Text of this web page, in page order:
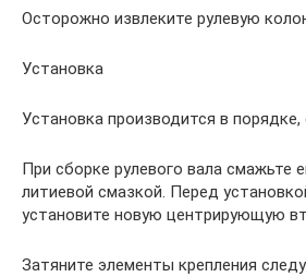
Осторожно извлеките рулевую
Установка
Установка производится в
При сборке рулевого вала смажьте
литиевой смазкой. Перед
установите новую центрирующую
Затяните элементы крепления